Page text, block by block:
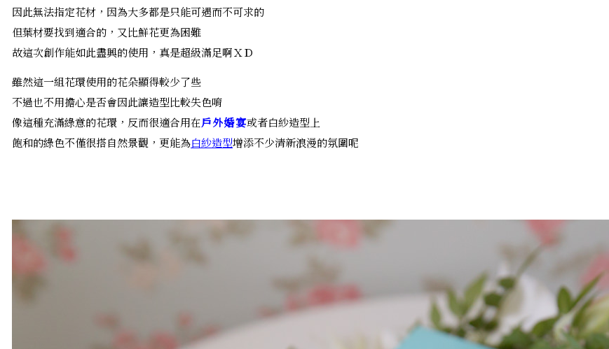
因此無法指定花材，因為大多都是只能可遇而不可求的
但葉材要找到適合的，又比鮮花更為困難
故這次創作能如此盡興的使用，真是超級滿足啊ＸＤ
雖然這一組花環使用的花朵顯得較少了些
不過也不用擔心是否會因此讓造型比較失色唷
像這種充滿綠意的花環，反而很適合用在戶外婚宴或者白紗造型上
飽和的綠色不僅很搭自然景觀，更能為白紗造型增添不少清新浪漫的氛圍呢